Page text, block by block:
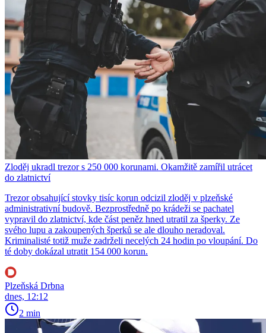
Zloděj ukradl trezor s 250 000 korunami. Okamžitě zamířil utrácet
do zlatnictví
Trezor obsahující stovky tisíc korun odcizil zloděj v plzeňské
administrativní budově. Bezprostředně po krádeži se pachatel
vypravil do zlatnictví, kde část peněz hned utratil za šperky. Ze
svého lupu a zakoupených šperků se ale dlouho neradoval.
Kriminalisté totiž muže zadrželi necelých 24 hodin po vloupání. Do
té doby dokázal utratit 154 000 korun.
Plzeňská Drbna
dnes, 12:12
2 min